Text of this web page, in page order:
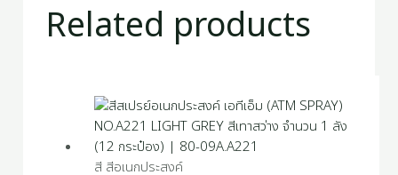
Related products
สี สีอเนกประสงค์